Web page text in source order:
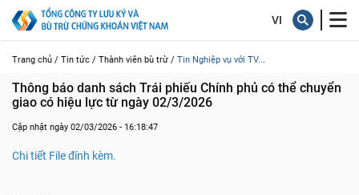
Trang chủ / Tin tức / Thành viên bù trừ / Tin Nghiệp vụ với TV...
Thông báo danh sách Trái phiếu Chính phủ có thể chuyển
giao có hiệu lực từ ngày 02/3/2026
Cập nhật ngày 02/03/2026 - 16:18:47
Chi tiết File đính kèm.